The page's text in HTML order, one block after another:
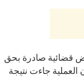
قضائية صادرة بحق
جاءت نتيجة